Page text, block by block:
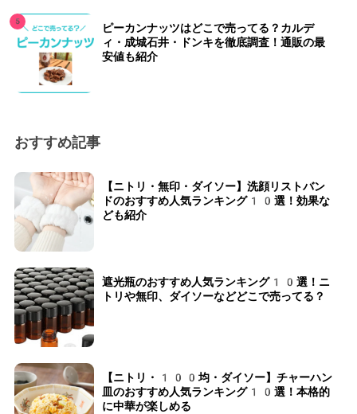
ピーカンナッツはどこで売ってる？カルデ
ィ・成城石井・ドンキを徹底調査！通販の最
安値も紹介
おすすめ記事
【ニトリ・無印・ダイソー】洗顔リストバン
ドのおすすめ人気ランキング10選！効果な
ども紹介
遮光瓶のおすすめ人気ランキング10選！ニ
トリや無印、ダイソーなどどこで売ってる？
【ニトリ・100均・ダイソー】チャーハン
皿のおすすめ人気ランキング10選！本格的
に中華が楽しめる